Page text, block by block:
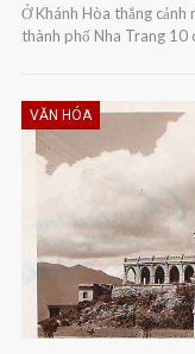
Ở Khánh Hòa thắng cảnh
thành phố Nha Trang 10
VĂN HÓA